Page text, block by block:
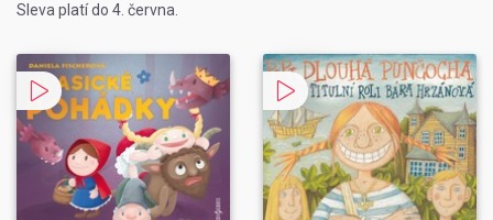
Sleva platí do 4. června.